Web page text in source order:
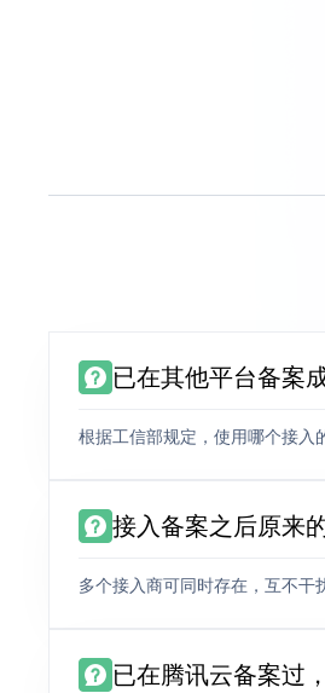
已在其他平台备案
根据工信部规定，使用哪个接入
接入备案之后原来
多个接入商可同时存在，互不干
已在腾讯云备案过